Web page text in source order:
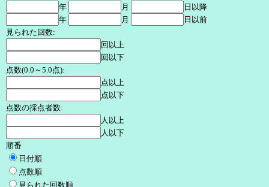
年
月
日以降
年
月
日以前
見られた回数:
回以上
回以下
点数(0.0～5.0点):
点以上
点以下
点数の採点者数:
人以上
人以下
順番
日付順
点数順
見られた回数順